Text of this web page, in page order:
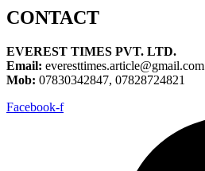
CONTACT
EVEREST TIMES PVT. LTD.
Email: everesttimes.article@gmail.com
Mob: 07830342847, 07828724821
Facebook-f